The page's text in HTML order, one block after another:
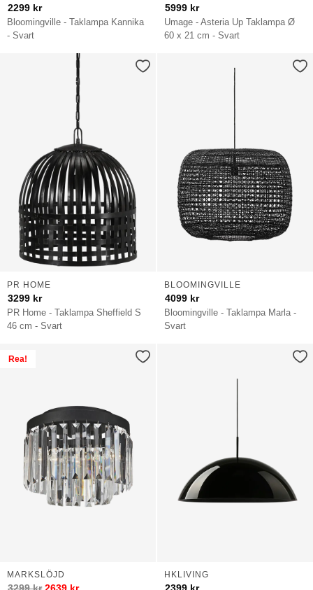
Bloomingville - Taklampa Kannika
- Svart
2299 kr
Umage - Asteria Up Taklampa Ø
60 x 21 cm - Svart
5999 kr
PR Home - Taklampa Sheffield S
46 cm - Svart
PR HOME
3299 kr
Bloomingville - Taklampa Marla -
Svart
BLOOMINGVILLE
4099 kr
Rea!
MARKSLÖJD HKLIVING